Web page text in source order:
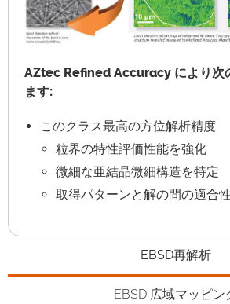
AZtec Refined Accuracy により次
ます:
このクラス最高の方位解析精度
粒界の特性評価性能を強化
微細な亜結晶微細構造を特定
取得パターンと解の間の適合
EBSD再解析
EBSD 広域マッピン